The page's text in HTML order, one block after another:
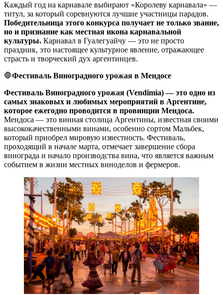
Каждый год на карнавале выбирают «Королеву карнавала» —
титул, за который соревнуются лучшие участницы парадов.
Победительница этого конкурса получает не только звание,
но и признание как местная икона карнавальной
культуры. Карнавал в Гуалегуайчу — это не просто
праздник, это настоящее культурное явление, отражающее
страсть и творческий дух аргентинцев.
🛑Фестиваль Виноградного урожая в Мендосе
Фестиваль Виноградного урожая (Vendimia) — это одно из
самых знаковых и любимых мероприятий в Аргентине,
которое ежегодно проводится в провинции Мендоса.
Мендоса — это винная столица Аргентины, известная своими
высококачественными винами, особенно сортом Мальбек,
который приобрел мировую известность. Фестиваль,
проходящий в начале марта, отмечает завершение сбора
винограда и начало производства вина, что является важным
событием в жизни местных виноделов и фермеров.